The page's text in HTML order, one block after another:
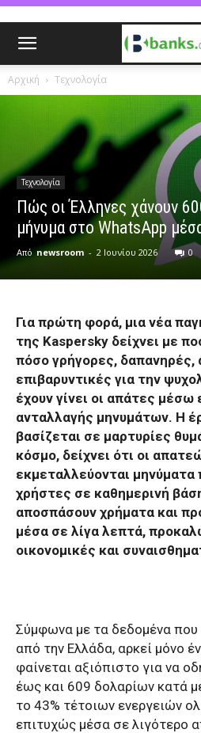
Αρχική Τεχνολογία
Τεχνολογία
Πώς οι Έλληνες χάνουν
μήνυμα στο WhatsApp
Από newsroom - 2 Ιουνίου 2026 0
Για πρώτη φορά, μια νέα
της Kaspersky δείχνει με
πόσο γρήγορες, δαπανηρές,
επιβαρυντικές για την
έχουν γίνει οι απάτες
ανταλλαγής μηνυμάτων. Η
βασίζεται σε μαρτυρίες
κόσμο, δείχνει ότι οι
εκμεταλλεύονται μηνύματα
χρήστες σε καθημερινή
αποσπάσουν χρήματα και
μέσα σε λίγα λεπτά,
οικονομικές και
Σύμφωνα με τα δεδομένα που
από την Ελλάδα, αρκεί μόνο
φαίνεται αξιόπιστο για να
έως και 609 δολαρίων κατά
το 43% τέτοιων ενεργειών
επιτυχώς μέσα σε λιγότερο